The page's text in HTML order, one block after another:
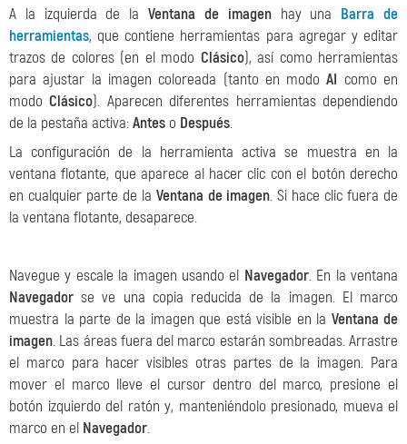
A la izquierda de laVentana de imagenhay una Barra de
herramientas, que contiene herramientas para agregar y editar
trazos de colores (en el modo Clásico), así como herramientas
para ajustar la imagen coloreada (tanto en modoAI como en
modoClásico). Aparecen diferentes herramientas dependiendo
de la pestaña activa:Antes o Después.
La configuración de la herramienta activa se muestra en la
ventana flotante, que aparece al hacer clic con el botón derecho
en cualquier parte de la Ventana de imagen. Si hace clic fuera de
la ventana flotante, desaparece.
Navegue y escale la imagen usando el Navegador. En la ventana
Navegador se ve una copia reducida de la imagen. El marco
muestra la parte de la imagen que está visible en la Ventana de
imagen. Las áreas fuera del marco estarán sombreadas. Arrastre
el marco para hacer visibles otras partes de la imagen. Para
mover el marco lleve el cursor dentro del marco, presione el
botón izquierdo del ratón y, manteniéndolo presionado, mueva el
marco en el Navegador.